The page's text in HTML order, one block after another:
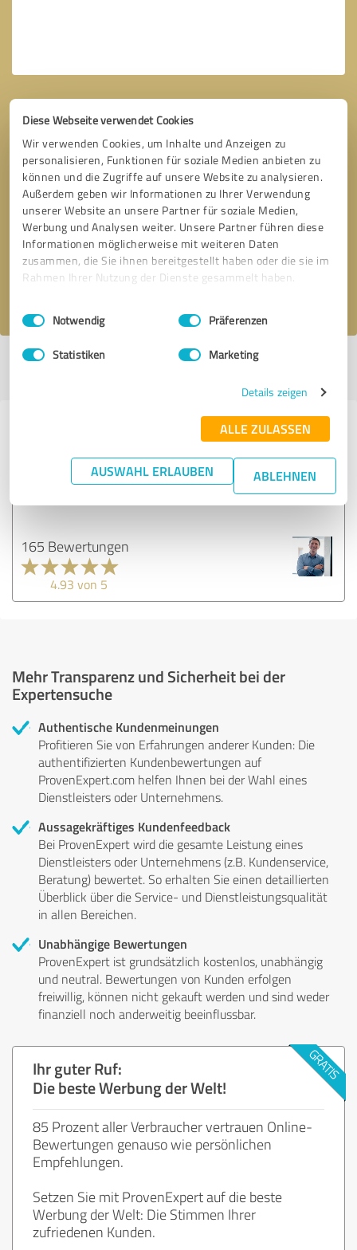
Diese Webseite verwendet Cookies
Wir verwenden Cookies, um Inhalte und Anzeigen zu
personalisieren, Funktionen für soziale Medien anbieten zu
können und die Zugriffe auf unsere Website zu analysieren.
Außerdem geben wir Informationen zu Ihrer Verwendung
unserer Website an unsere Partner für soziale Medien,
Werbung und Analysen weiter. Unsere Partner führen diese
Informationen möglicherweise mit weiteren Daten
zusammen, die Sie ihnen bereitgestellt haben oder die sie im
Rahmen Ihrer Nutzung der Dienste gesammelt haben.
Impressum Datenschutzbestimmungen
Einwilligungsauswahl
Notwendig Präferenzen
Statistiken Marketing
Details zeigen
ALLE ZULASSEN
AUSWAHL ERLAUBEN ABLEHNEN
* Erforderliche Angaben
Nachricht senden
Profil aktiv seit 12.02.2018 | Letzte Aktualisierung: 12.02.2018
Erfahrungen zu weiteren
Anbietern aus dem Bereich
Michael Hampel Unternehmensberatung GmbH
165 Bewertungen
4.93 von 5
Mehr Transparenz und Sicherheit bei der
Expertensuche
Authentische Kundenmeinungen
Profitieren Sie von Erfahrungen anderer Kunden: Die
authentifizierten Kundenbewertungen auf
ProvenExpert.com helfen Ihnen bei der Wahl eines
Dienstleisters oder Unternehmens.
Aussagekräftiges Kundenfeedback
Bei ProvenExpert wird die gesamte Leistung eines
Dienstleisters oder Unternehmens (z.B. Kundenservice,
Beratung) bewertet. So erhalten Sie einen detaillierten
Überblick über die Service- und Dienstleistungsqualität
in allen Bereichen.
Unabhängige Bewertungen
ProvenExpert ist grundsätzlich kostenlos, unabhängig
und neutral. Bewertungen von Kunden erfolgen
freiwillig, können nicht gekauft werden und sind weder
finanziell noch anderweitig beeinflussbar.
Ihr guter Ruf:
Die beste Werbung der Welt!
85 Prozent aller Verbraucher vertrauen Online-
Bewertungen genauso wie persönlichen
Empfehlungen.
Setzen Sie mit ProvenExpert auf die beste
Werbung der Welt: Die Stimmen Ihrer
zufriedenen Kunden.